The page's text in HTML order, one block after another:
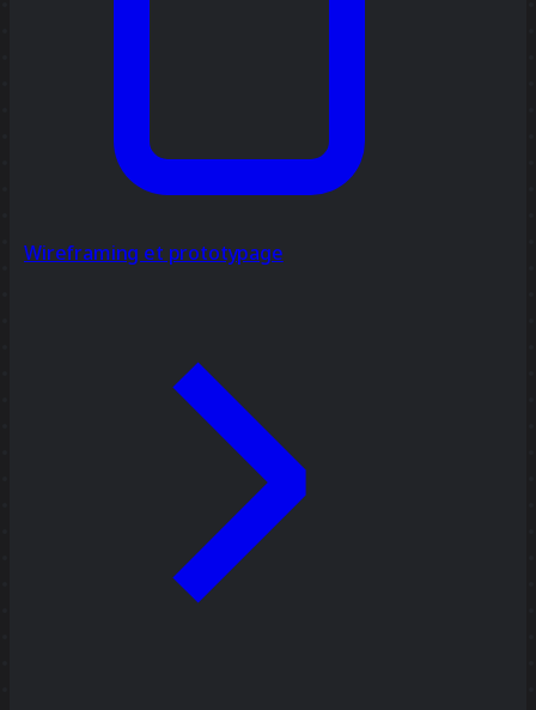
Wireframing et prototypage